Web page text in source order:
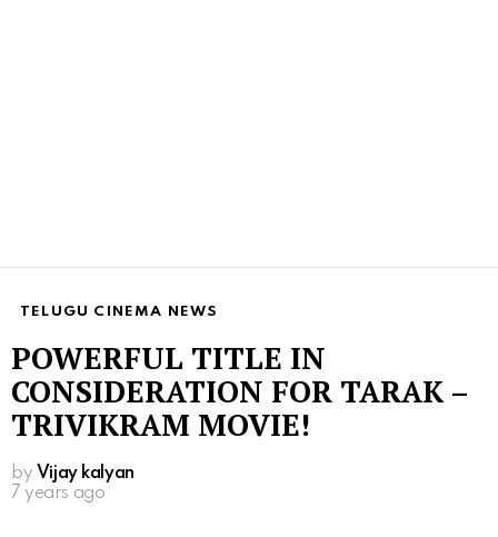
TELUGU CINEMA NEWS
POWERFUL TITLE IN
CONSIDERATION FOR TARAK –
TRIVIKRAM MOVIE!
by Vijay kalyan
7 years ago